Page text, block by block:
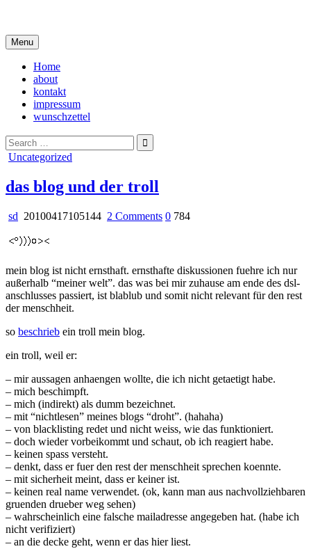
content
Menu
Home
about
kontakt
impressum
wunschzettel
Search
for:
Posted
Uncategorized
das blog und der troll
sd 20100417105144 2 Commentson
der
troll
0 784
mein blog ist nicht ernsthaft. ernsthafte diskussionen fuehre ich nur
außerhalb “meiner welt”. das was bei mir zuhause am ende des dsl-
anschlusses passiert, ist blablub und somit nicht relevant für den rest
der menschheit.
so beschrieb ein troll mein blog.
ein troll, weil er:
– mir aussagen anhaengen wollte, die ich nicht getaetigt habe.
– mich beschimpft.
– mich (indirekt) als dumm bezeichnet.
– mit “nichtlesen” meines blogs “droht”. (hahaha)
– von blacklisting redet und nicht weiss, wie das funktioniert.
– doch wieder vorbeikommt und schaut, ob ich reagiert habe.
– keinen spass versteht.
– denkt, dass er fuer den rest der menschheit sprechen koennte.
– mit sicherheit meint, dass er keiner ist.
– keinen real name verwendet. (ok, kann man aus nachvollziehbaren
gruenden drueber weg sehen)
– wahrscheinlich eine falsche mailadresse angegeben hat. (habe ich
nicht verifiziert)
– an die decke geht, wenn er das hier liest.